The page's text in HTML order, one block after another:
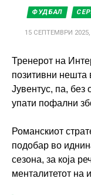
ФУДБАЛ
15 СЕПТЕМВРИ 2025,
Тренерот на
позитивни нешта
Јувентус, па, без
упати пофални
Романскиот
подобар во
сезона, за која
менталитетот на